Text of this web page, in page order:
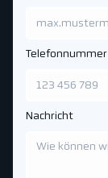
Telefonnummer
Nachricht